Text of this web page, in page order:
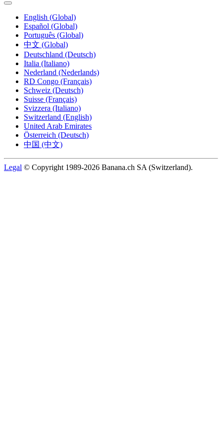
English (Global)
Español (Global)
Português (Global)
中文 (Global)
Deutschland (Deutsch)
Italia (Italiano)
Nederland (Nederlands)
RD Congo (Français)
Schweiz (Deutsch)
Suisse (Français)
Svizzera (Italiano)
Switzerland (English)
United Arab Emirates
Österreich (Deutsch)
中国 (中文)
Legal © Copyright 1989-2026 Banana.ch SA (Switzerland).